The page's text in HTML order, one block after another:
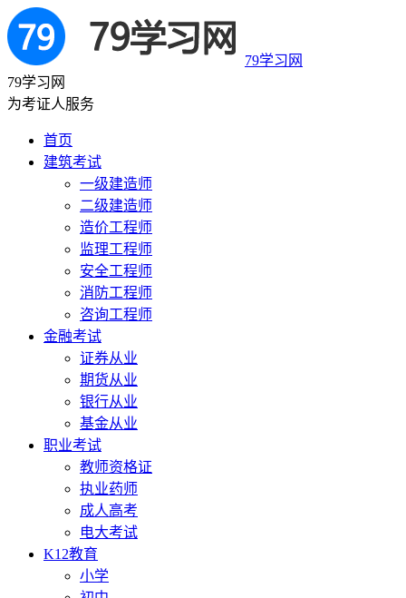
79学习网
79学习网
为考证人服务
首页
建筑考试
一级建造师
二级建造师
造价工程师
监理工程师
安全工程师
消防工程师
咨询工程师
金融考试
证券从业
期货从业
银行从业
基金从业
职业考试
教师资格证
执业药师
成人高考
电大考试
K12教育
小学